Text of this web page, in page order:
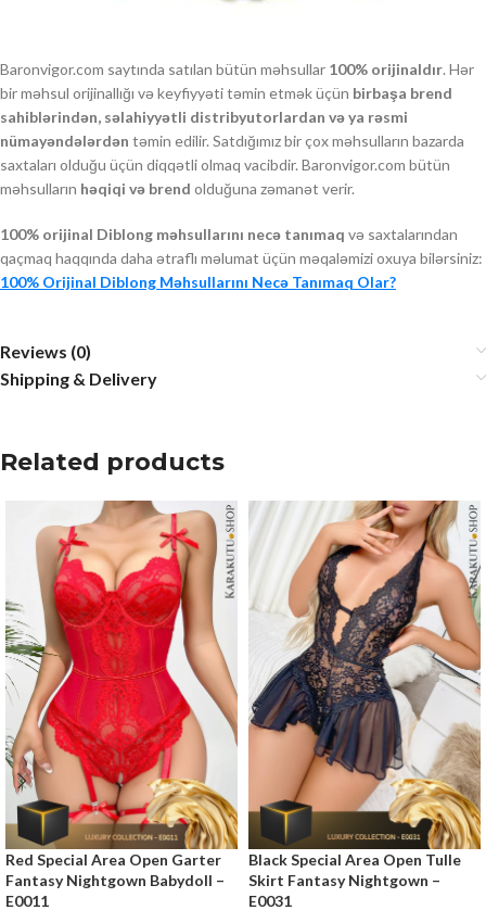
Baronvigor.com saytında satılan bütün məhsullar 100% orijinaldır. Hər
bir məhsul orijinallığı və keyfiyyəti təmin etmək üçün birbaşa brend
sahiblərindən, səlahiyyətli distribyutorlardan və ya rəsmi
nümayəndələrdən təmin edilir. Satdığımız bir çox məhsulların bazarda
saxtaları olduğu üçün diqqətli olmaq vacibdir. Baronvigor.com bütün
məhsulların həqiqi və brend olduğuna zəmanət verir.
100% orijinal Diblong məhsullarını necə tanımaq və saxtalarından
qaçmaq haqqında daha ətraflı məlumat üçün məqaləmizi oxuya bilərsiniz:
100% Orijinal Diblong Məhsullarını Necə Tanımaq Olar?
Reviews (0)
Shipping & Delivery
Related products
Red Special Area Open Garter
Fantasy Nightgown Babydoll –
E0011
Black Special Area Open Tulle
Skirt Fantasy Nightgown –
E0031